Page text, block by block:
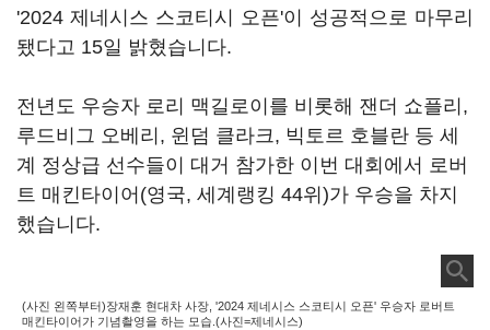
'2024 제네시스 스코티시 오픈'이 성공적으로 마무리
됐다고 15일 밝혔습니다.
전년도 우승자 로리 맥길로이를 비롯해 잰더 쇼플리,
루드비그 오베리, 윈덤 클라크, 빅토르 호블란 등 세
계 정상급 선수들이 대거 참가한 이번 대회에서 로버
트 매킨타이어(영국, 세계랭킹 44위)가 우승을 차지
했습니다.
(사진 왼쪽부터)장재훈 현대차 사장, '2024 제네시스 스코티시 오픈' 우승자 로버트
매킨타이어가 기념촬영을 하는 모습.(사진=제네시스)